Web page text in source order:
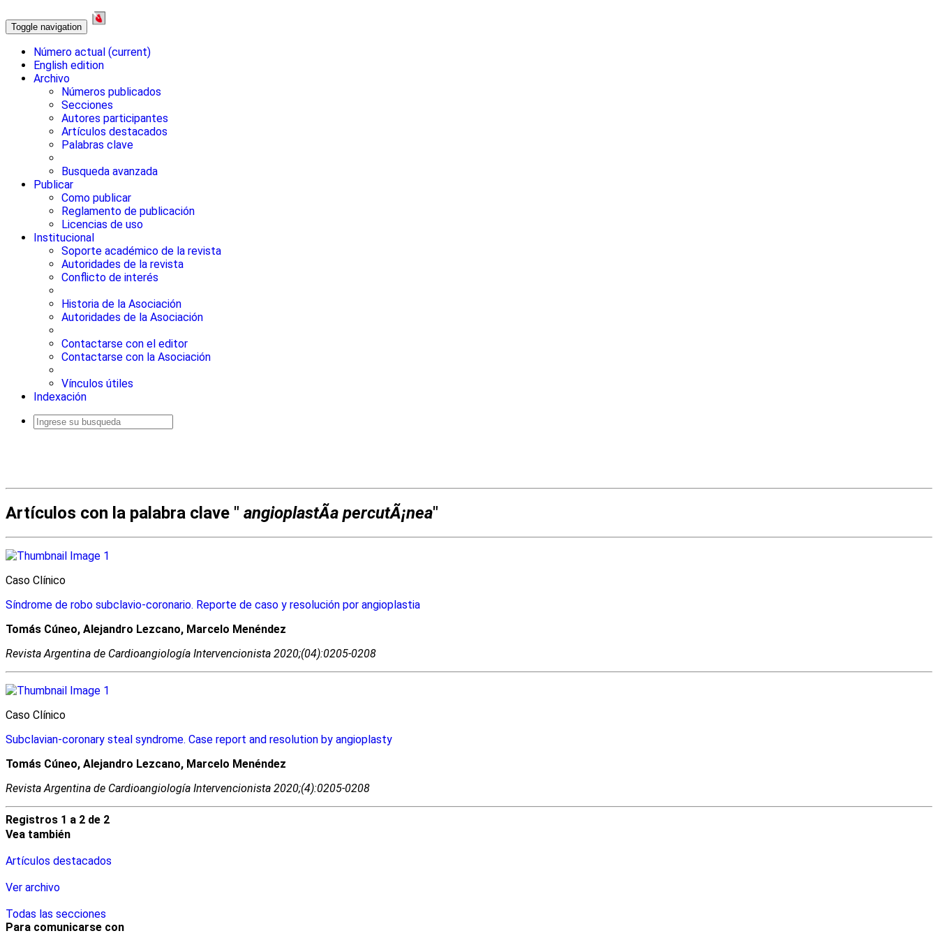
Toggle navigation
Número actual (current)
English edition
Archivo
Números publicados
Secciones
Autores participantes
Artículos destacados
Palabras clave
Busqueda avanzada
Publicar
Como publicar
Reglamento de publicación
Licencias de uso
Institucional
Soporte académico de la revista
Autoridades de la revista
Conflicto de interés
Historia de la Asociación
Autoridades de la Asociación
Contactarse con el editor
Contactarse con la Asociación
Vínculos útiles
Indexación
Artículos con la palabra clave " angioplastÃ­a percutÃ¡nea"
Caso Clínico
Síndrome de robo subclavio-coronario. Reporte de caso y resolución por angioplastia
Tomás Cúneo, Alejandro Lezcano, Marcelo Menéndez
Revista Argentina de Cardioangiologí­a Intervencionista 2020;(04):0205-0208
Caso Clínico
Subclavian-coronary steal syndrome. Case report and resolution by angioplasty
Tomás Cúneo, Alejandro Lezcano, Marcelo Menéndez
Revista Argentina de Cardioangiologí­a Intervencionista 2020;(4):0205-0208
Registros 1 a 2 de 2
Vea también
Artículos destacados
Ver archivo
Todas las secciones
Para comunicarse con